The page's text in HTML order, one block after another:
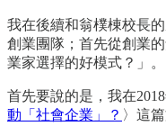
我在後續和翁樸棟校長
創業團隊；首先從創業
業家選擇的好模式？」。
首先要說的是，我在
動「社會企業」？ 〉這